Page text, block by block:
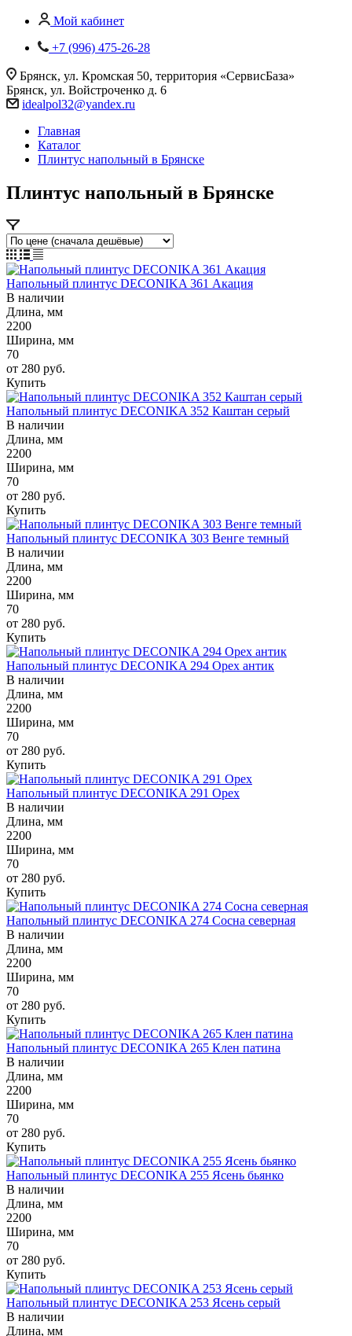
Мой кабинет
+7 (996) 475-26-28
Брянск, ул. Кромская 50, территория «СервисБаза»
Брянск, ул. Войстроченко д. 6
idealpol32@yandex.ru
Главная
Каталог
Плинтус напольный в Брянске
Плинтус напольный в Брянске
Напольный плинтус DECONIKA 361 Акация
В наличии
Длина, мм
2200
Ширина, мм
70
от 280 руб.
Купить
Напольный плинтус DECONIKA 352 Каштан серый
В наличии
Длина, мм
2200
Ширина, мм
70
от 280 руб.
Купить
Напольный плинтус DECONIKA 303 Венге темный
В наличии
Длина, мм
2200
Ширина, мм
70
от 280 руб.
Купить
Напольный плинтус DECONIKA 294 Орех антик
В наличии
Длина, мм
2200
Ширина, мм
70
от 280 руб.
Купить
Напольный плинтус DECONIKA 291 Орех
В наличии
Длина, мм
2200
Ширина, мм
70
от 280 руб.
Купить
Напольный плинтус DECONIKA 274 Сосна северная
В наличии
Длина, мм
2200
Ширина, мм
70
от 280 руб.
Купить
Напольный плинтус DECONIKA 265 Клен патина
В наличии
Длина, мм
2200
Ширина, мм
70
от 280 руб.
Купить
Напольный плинтус DECONIKA 255 Ясень бьянко
В наличии
Длина, мм
2200
Ширина, мм
70
от 280 руб.
Купить
Напольный плинтус DECONIKA 253 Ясень серый
В наличии
Длина, мм